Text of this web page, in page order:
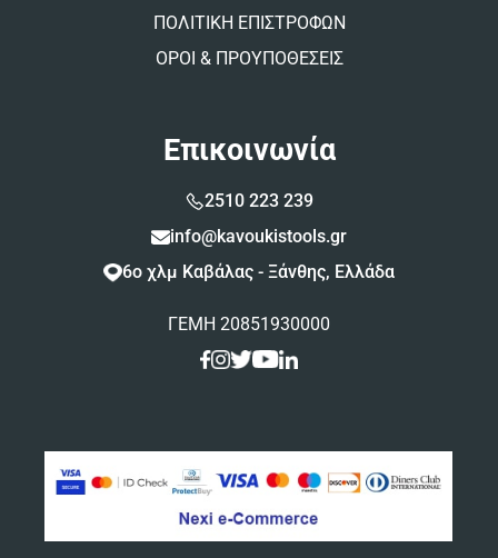
ΠΟΛΙΤΙΚΗ ΕΠΙΣΤΡΟΦΩΝ
ΟΡΟΙ & ΠΡΟΥΠΟΘΕΣΕΙΣ
Επικοινωνία
2510 223 239
info@kavoukistools.gr
6ο χλμ Καβάλας - Ξάνθης, Ελλάδα
ΓΕΜΗ 20851930000